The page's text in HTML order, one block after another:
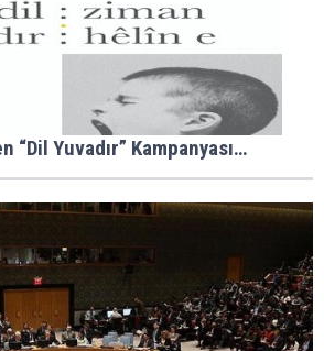
“Dil Yuvadır” Kampanyası…